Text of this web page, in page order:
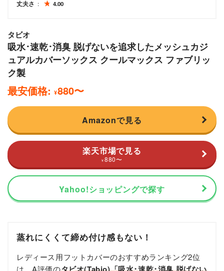
丈夫さ
4.00
タビオ
吸水･速乾･消臭 脱げないを追求したメッシュカジ
ュアルカバーソックス クールマックス ファブリッ
ク製
最安価格: ¥880〜
Amazonで見る
楽天市場で見る
¥ 880〜
Yahoo!ショッピングで探す
蒸れにくくて締め付け感もない！
レディース用フットカバーのおすすめランキング2位
は、A評価のタビオ(Tabio)「吸水･速乾･消臭 脱げない